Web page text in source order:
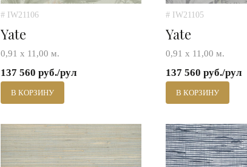
# IW21106
Yate
0,91 х 11,00 м.
137 560 руб./рул
В КОРЗИНУ
# IW21105
Yate
0,91 х 11,00 м.
137 560 руб./рул
В КОРЗИНУ